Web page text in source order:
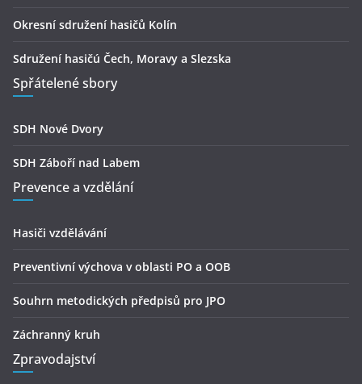
Okresní sdružení hasičů Kolín
Sdružení hasičú Čech, Moravy a Slezska
Spřátelené sbory
SDH Nové Dvory
SDH Záboří nad Labem
Prevence a vzdělání
Hasiči vzdělávání
Preventivní výchova v oblasti PO a OOB
Souhrn metodických předpisů pro JPO
Záchranný kruh
Zpravodajství